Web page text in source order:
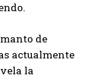
de
actualmente
la